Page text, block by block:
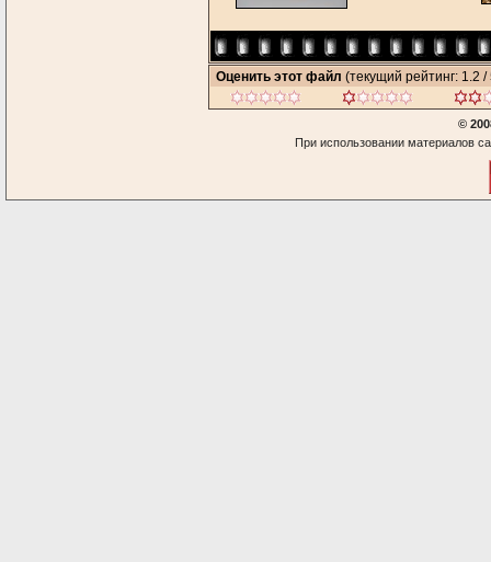
Оценить этот файл (текущий рейтинг: 1.2 /
©
При использовании материалов